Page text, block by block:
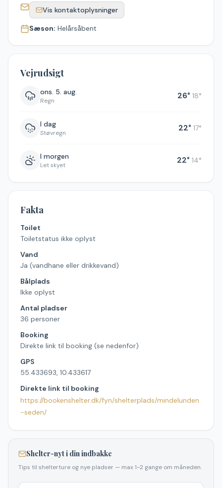
Vis kontaktoplysninger
Sæson: Helårsåbent
Vejrudsigt
ons. 5. aug.
Regn 26° 18°
I dag
Støvregn 22° 17°
I morgen
Let skyet 22° 14°
Fakta
Toilet
Toiletstatus ikke oplyst
Vand
Ja (vandhane eller drikkevand)
Bålplads
Ikke oplyst
Antal pladser
36 personer
Booking
Direkte link til booking (se nedenfor)
GPS
55.433693, 10.433617
Direkte link til booking
https://bookenshelter.dk/fyn/shelterplads/mindelunden
-seden/
Shelter-nyt i din indbakke
Tips til shelterture og nye pladser — max 1-2 gange om måneden.